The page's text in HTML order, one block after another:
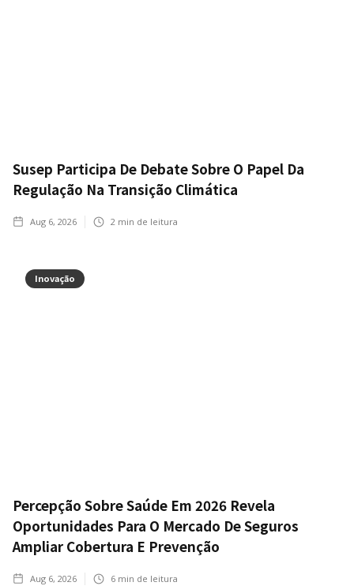
Susep Participa De Debate Sobre O Papel Da
Regulação Na Transição Climática
Aug 6, 2026 2 min de leitura
Inovação
Percepção Sobre Saúde Em 2026 Revela
Oportunidades Para O Mercado De Seguros
Ampliar Cobertura E Prevenção
Aug 6, 2026 6 min de leitura